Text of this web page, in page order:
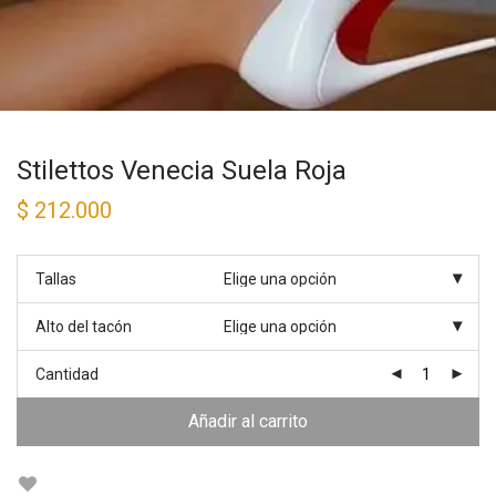
Stilettos Venecia Suela Roja
$ 212.000
Tallas
Alto del tacón
Cantidad
Añadir al carrito